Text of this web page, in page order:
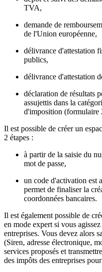
TVA,
demande de
de l'Union européenne,
délivrance d'attestation
publics,
délivrance d'attestation
déclaration de résultats
assujettis dans la
d'imposition (formulaire
Il est possible de créer un
2 étapes :
à partir de la saisie du
mot de passe,
un code d'activation est
permet de finaliser la
coordonnées bancaires.
Il est également possible de
en mode expert si vous
entreprises. Vous devez alors
(Siren, adresse électronique,
services proposés et
des impôts des entreprises